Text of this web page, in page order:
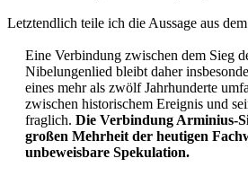
Letztendlich teile ich die Aussage aus
Eine Verbindung zwischen dem Sieg
Nibelungenlied bleibt daher
eines mehr als zwölf Jahrhunderte
zwischen historischem Ereignis und
fraglich. Die Verbindung Arminius-
großen Mehrheit der heutigen
unbeweisbare Spekulation.